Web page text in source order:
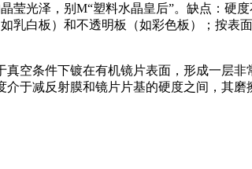
光泽，别M“塑料水晶皇后”。缺点：硬
乳白板）和不透明板（如彩色板）；按表
空条件下镀在有机镜片表面，形成一层
于减反射膜和镜片片基的硬度之间，其